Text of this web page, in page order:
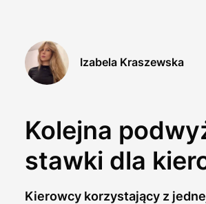
Izabela Kraszewska
Kolejna
stawki dla
Kierowcy korzystający z